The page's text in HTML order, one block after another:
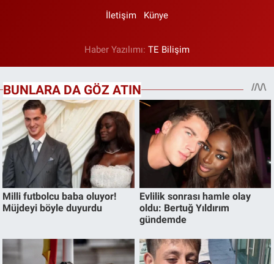
İletişim Künye
Haber Yazılımı: TE Bilişim